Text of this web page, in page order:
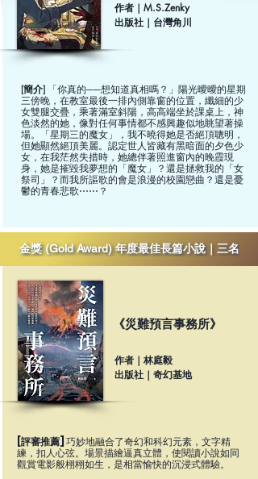
作者｜M.S.Zenky
出版社｜台灣角川
[簡介]
「你真的──想知道真相嗎？」陽光曖曖的星期
三傍晚，在教室最後一排內側靠窗的位置，纖細的少
女雙腿交疊，乘著滿室斜陽，高高端坐於課桌上，神
色淡然的她，像對任何事情都不感興趣似地眺望著操
場。「星期三的魔女」，我不曉得她是否絕頂聰明，
但她顯然絕頂美麗。認定世人皆藏有黑暗面的夕色少
女，在我茫然失措時，她總伴著照進窗內的晚霞現
身，她是摧毀我夢想的「魔女」？還是拯救我的「女
祭司」？而我所謳歌的會是浪漫的校園戀曲？還是憂
鬱的青春悲歌⋯⋯？
金獎 (Gold Award) 年度最佳長篇小說｜三名
《災難預言事務所》
作者｜林庭毅
出版社｜奇幻基地
[評審推薦] 巧妙地融合了奇幻和科幻元素，文字精
練，扣人心弦。場景描繪逼真立體，使閱讀小說如同
觀賞電影般栩栩如生，是相當愉快的沉浸式體驗。